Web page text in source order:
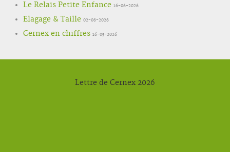
Le Relais Petite Enfance 16-06-2026
Elagage & Taille 02-06-2026
Cernex en chiffres 16-05-2026
Lettre de Cernex 2026